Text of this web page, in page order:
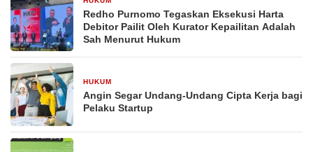
Redho Purnomo Tegaskan Eksekusi Harta
Debitor Pailit Oleh Kurator Kepailitan Adalah
Sah Menurut Hukum
HUKUM
Angin Segar Undang-Undang Cipta Kerja bagi
Pelaku Startup